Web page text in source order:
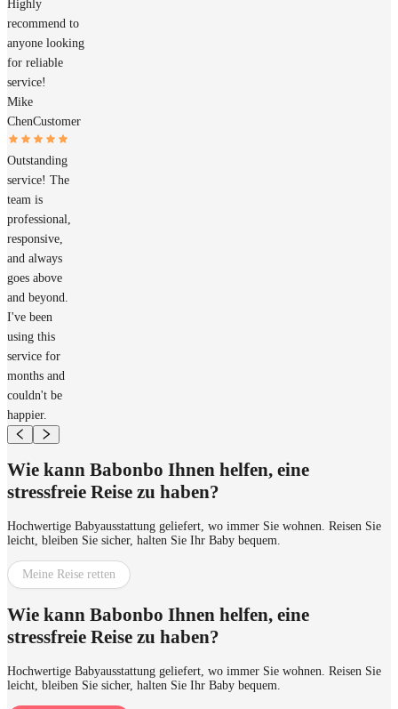
Highly
recommend to
anyone looking
for reliable
service!
Mike
ChenCustomer
Outstanding
service! The
team is
professional,
responsive,
and always
goes above
and beyond.
I've been
using this
service for
months and
couldn't be
happier.
Wie kann Babonbo Ihnen helfen, eine
stressfreie Reise zu haben?
Hochwertige Babyausstattung geliefert, wo immer Sie wohnen. Reisen Sie
leicht, bleiben Sie sicher, halten Sie Ihr Baby bequem.
Meine Reise retten
Wie kann Babonbo Ihnen helfen, eine
stressfreie Reise zu haben?
Hochwertige Babyausstattung geliefert, wo immer Sie wohnen. Reisen Sie
leicht, bleiben Sie sicher, halten Sie Ihr Baby bequem.